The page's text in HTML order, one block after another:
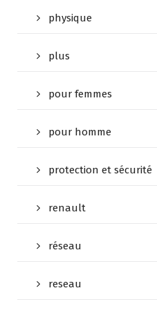
physique
plus
pour femmes
pour homme
protection et sécurité
renault
réseau
reseau